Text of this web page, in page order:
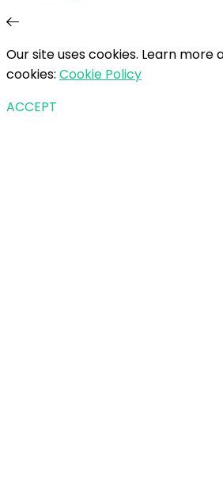
Our site uses cookies. Learn more
cookies: Cookie Policy
ACCEPT